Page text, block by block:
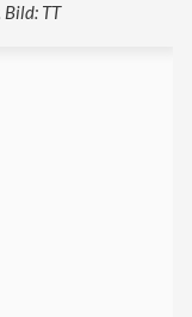
Bild: TT